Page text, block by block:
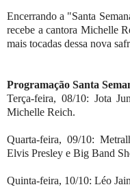
Encerrando a "Santa
recebe a cantora Michelle
mais tocadas dessa nova
Programação Santa
Terça-feira, 08/10: Jota
Michelle Reich.
Quarta-feira, 09/10:
Elvis Presley e Big Band
Quinta-feira, 10/10: Léo